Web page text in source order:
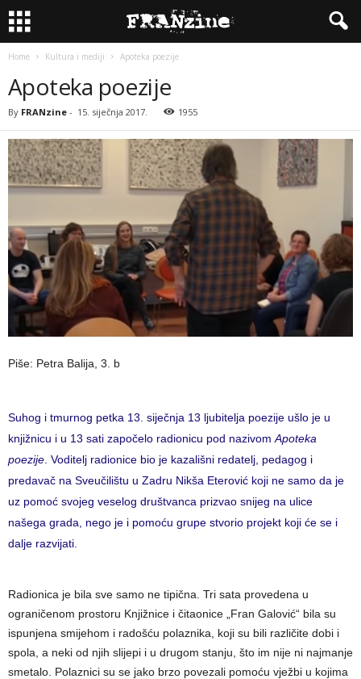
Home Kultura i mediji Apoteka poezije
Apoteka poezije
By FRANzine - 15. siječnja 2017. 1955
Piše: Petra Balija, 3. b
Suhog i tmurnog petka 13. siječnja 13 ljubitelja poezije ušlo je u
knjižnicu i u 13 sati započelo radionicu pod nazivom Apoteka
poezije . Voditelj radionice bio je kazališni redatelj, pedagog i
predavač na Sveučilištu u Zadru Nikša Eterović koji ne samo da je
uz pomoć svojeg veselog društvanca prizvao snijeg na ulice
našega grada, nego je i pomoću grupe stvorio projekt koji će se i
dalje razvijati.
Radionica je bila sve samo ne tipična. Tri sata provedena u
ograničenom prostoru Knjižnice i čitaonice „Fran Galović“ bila su
ispunjena smijehom i radošću polaznika, koji su bili različite dobi i
spola, a neki od njih slijepi i u drugom stanju, što im nije ni najmanje
smetalo. Polaznici su se jako brzo povezali pomoću vježbi u kojima